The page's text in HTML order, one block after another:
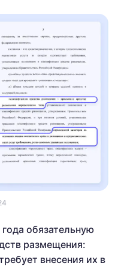
обязательную
размещения:
внесения их в